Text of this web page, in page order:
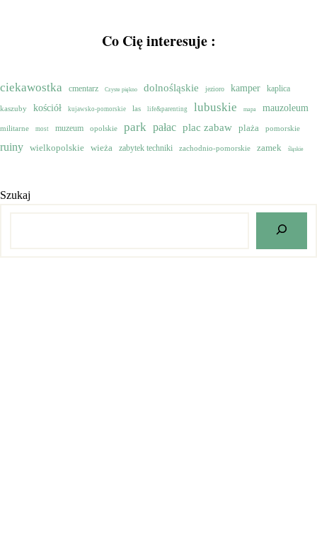
Co Cię interesuje :
ciekawostka cmentarz Czyste piękno dolnośląskie jezioro kamper kaplica
kaszuby kościół kujawsko-pomorskie las life&parenting lubuskie mapa mauzoleum
militarne most muzeum opolskie park pałac plac zabaw plaża pomorskie
ruiny wielkopolskie wieża zabytek techniki zachodnio-pomorskie zamek śląskie
Szukaj